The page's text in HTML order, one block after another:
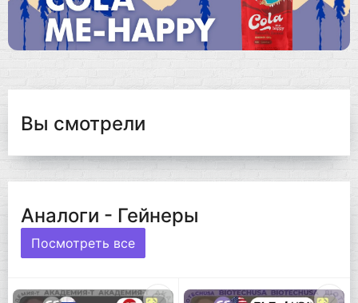
Вы смотрели
Аналоги - Гейнеры
Посмотреть все